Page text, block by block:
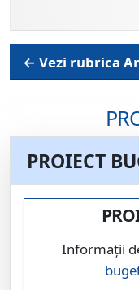
← Vezi rubrica
PROIECT
Informații